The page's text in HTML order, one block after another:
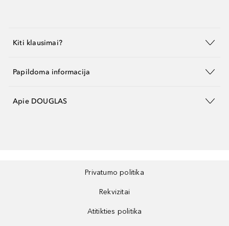
Kiti klausimai?
Papildoma informacija
Apie DOUGLAS
Privatumo politika
Rekvizitai
Atitikties politika